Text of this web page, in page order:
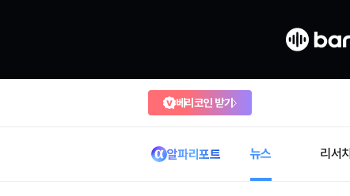
베리코인 받기
알파리포트 뉴스 리서치